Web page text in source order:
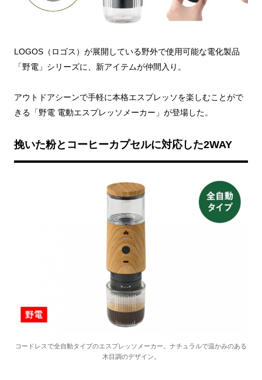
LOGOS（ロゴス）が展開している野外で使用可能な電化製品
「野電」シリーズに、新アイテムが仲間入り。
アウトドアシーンで手軽に本格エスプレッソを楽しむことがで
きる「野電 電動エスプレッソメーカー」が登場した。
挽いた粉とコーヒーカプセルに対応した2WAY
コードレスで全自動タイプのエスプレッソメーカー。ナチュラルで温かみのある
木目調のデザイン。